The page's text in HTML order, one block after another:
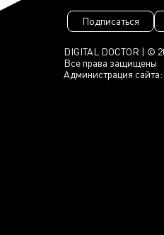
DIGITAL DOCTOR | ©
Все права защищены
Администрация сайта:
Подписаться